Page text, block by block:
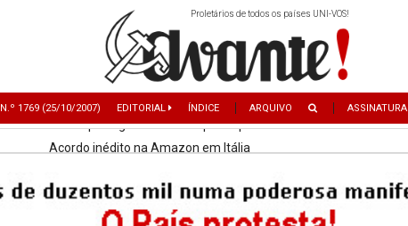
Proletários de todos os países UNI-VOS!
N.º 1769 (25/10/2007) EDITORIAL ÍNDICE ARQUIVO ASSINATURA
Primeira pessoa a fazer o Báltico a nado
Ossos de mamute descobertos na Bulgária
Acordo inédito na Amazon em Itália